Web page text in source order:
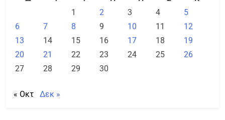
1
2 3 4
5
6
7 8 9 10 11
12
13
14 15 16 17 18
19
20
21 22 23 24 25
26
27
28 29 30
« Οκτ Δεκ »